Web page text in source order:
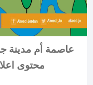
عاصمة أم مدينة
محتوى